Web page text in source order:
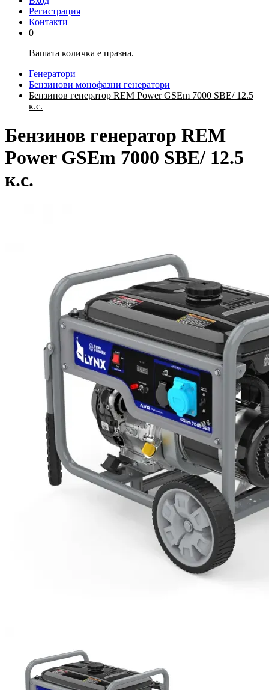
Регистрация
Контакти
0
Вашата количка е празна.
Генератори
Бензинови монофазни генератори
Бензинов генератор REM Power GSEm 7000 SBE/ 12.5
к.с.
Бензинов генератор REM
Power GSEm 7000 SBE/ 12.5
к.с.